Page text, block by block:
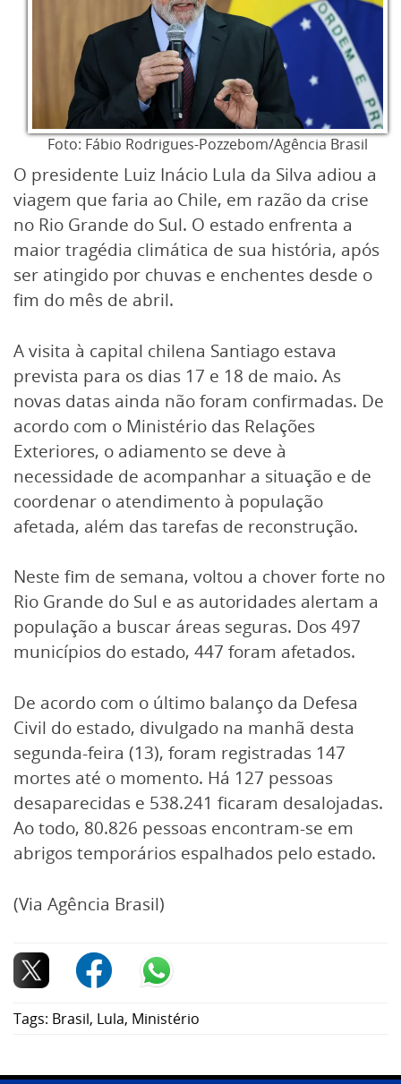
Foto: Fábio Rodrigues-Pozzebom/Agência Brasil
O presidente Luiz Inácio Lula da Silva adiou a
viagem que faria ao Chile, em razão da crise
no Rio Grande do Sul. O estado enfrenta a
maior tragédia climática de sua história, após
ser atingido por chuvas e enchentes desde o
fim do mês de abril.
A visita à capital chilena Santiago estava
prevista para os dias 17 e 18 de maio. As
novas datas ainda não foram confirmadas. De
acordo com o Ministério das Relações
Exteriores, o adiamento se deve à
necessidade de acompanhar a situação e de
coordenar o atendimento à população
afetada, além das tarefas de reconstrução.
Neste fim de semana, voltou a chover forte no
Rio Grande do Sul e as autoridades alertam a
população a buscar áreas seguras. Dos 497
municípios do estado, 447 foram afetados.
De acordo com o último balanço da Defesa
Civil do estado, divulgado na manhã desta
segunda-feira (13), foram registradas 147
mortes até o momento. Há 127 pessoas
desaparecidas e 538.241 ficaram desalojadas.
Ao todo, 80.826 pessoas encontram-se em
abrigos temporários espalhados pelo estado.
(Via Agência Brasil)
Tags: Brasil, Lula, Ministério